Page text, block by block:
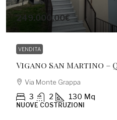
249.000,00€
VENDITA
Vigano San Martino –
Via Monte Grappa
3 2 130 Mq
NUOVE COSTRUZIONI